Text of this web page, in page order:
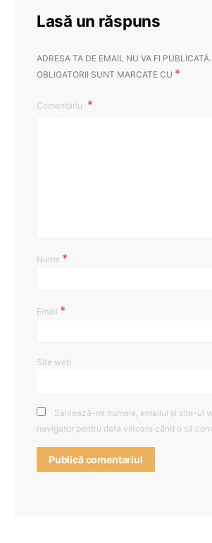
Lasă un răspuns
ADRESA TA DE EMAIL NU VA FI PUBLICATĂ.
OBLIGATORII SUNT MARCATE CU *
Comentariu
Nume *
Email *
Site web
Salvează-mi numele, emailul și site-ul
navigator pentru data viitoare când o să